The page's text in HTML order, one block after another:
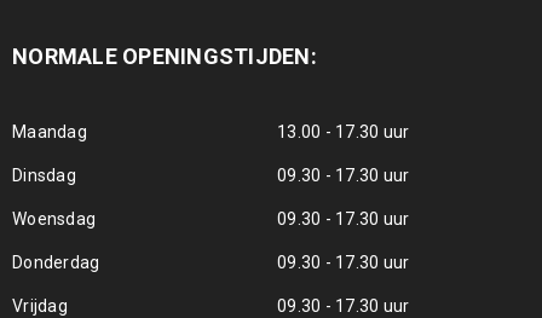
NORMALE OPENINGSTIJDEN:
Maandag 13.00 - 17.30 uur
Dinsdag 09.30 - 17.30 uur
Woensdag 09.30 - 17.30 uur
Donderdag 09.30 - 17.30 uur
Vrijdag 09.30 - 17.30 uur